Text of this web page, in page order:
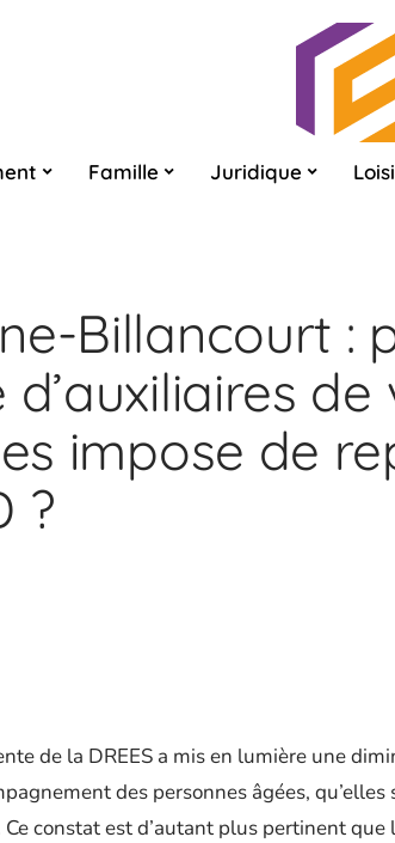
Famille Juridique
Billancourt :
de
impose de
?
de la DREES a mis en lumière une
des personnes âgées,
constat est d’autant plus pertinent que